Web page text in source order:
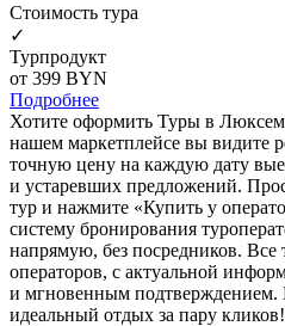
Cтоимость тура
✓
Турпродукт
от 399 BYN
Подробнее
Хотите оформить Туры в
нашем маркетплейсе вы видите
точную цену на каждую дату
и устаревших предложений.
тур и нажмите «Купить у
систему бронирования
напрямую, без посредников.
операторов, с актуальной
и мгновенным подтверждением.
идеальный отдых за пару кликов!